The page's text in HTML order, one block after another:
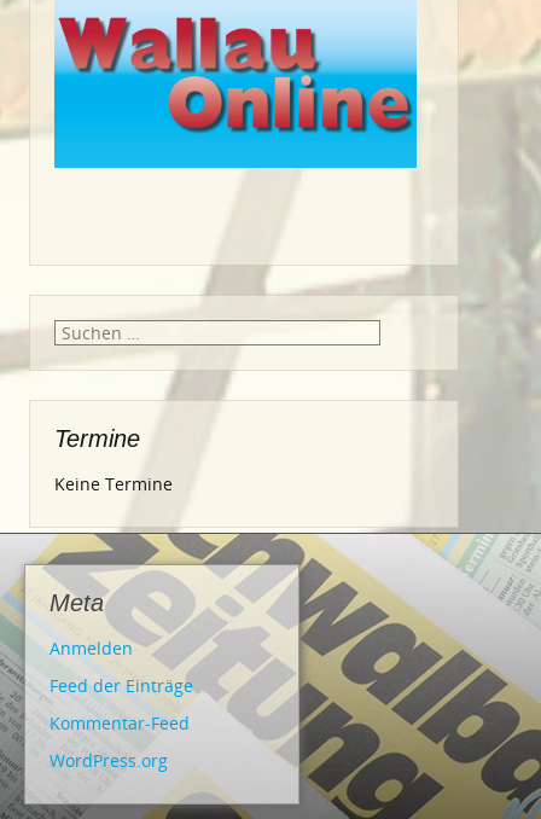
Suche
Termine
Keine Termine
Meta
Anmelden
Feed der Einträge
Kommentar-Feed
WordPress.org